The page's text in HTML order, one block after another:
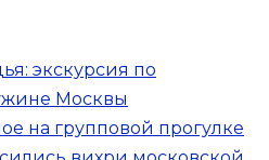
экскурсия по
Москвы
на групповой прогулке